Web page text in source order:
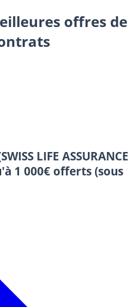
offres de
LIFE ASSURANCE
1 000€ offerts (sous